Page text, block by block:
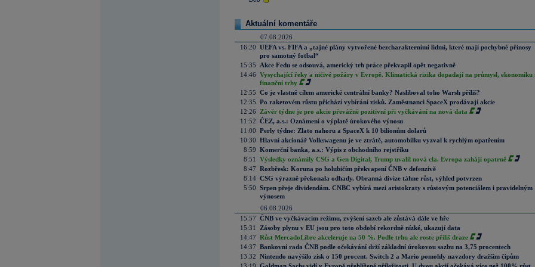
Aktuální komentáře
07.08.2026
16:20 UEFA vs. FIFA a „tajné plány vytvořené bezcharakterními lidmi, které mají pochybné přínosy
pro samotný fotbal“
15:35
Akce Fedu se odsouvá, americký trh práce překvapil opět negativně
14:46 Vysychající řeky a ničivé požáry v Evropě. Klimatická rizika dopadají na průmysl, ekonomiku
finanční trhy
12:55 Co je vlastně cílem americké centrální banky? Nasliboval toho Warsh příliš?
12:35 Po raketovém růstu přichází vybírání zisků. Zaměstnanci SpaceX prodávají akcie
12:26
Závěr týdne je pro akcie převážně pozitivní při vyčkávání na nová data
11:52 ČEZ, a.s.: Oznámení o výplatě úrokového výnosu
11:00 Perly týdne: Zlato nahoru a SpaceX k 10 bilionům dolarů
10:30 Hlavní akcionář Volkswagenu je ve ztrátě, automobilku vyzval k rychlým opatřením
8:59 Komerční banka, a.s.: Výpis z obchodního rejstříku
8:51
Výsledky oznámily CSG a Gen Digital, Trump uvalil nová cla. Evropa zahájí opatrně
8:47 Rozbřesk: Koruna po holubičím překvapení ČNB v defenzivě
8:14 CSG výrazně překonala odhady. Obranná divize táhne růst, výhled potvrzen
5:50 Srpen přeje dividendám. CNBC vybírá mezi aristokraty s růstovým potenciálem i pravidelným
výnosem
06.08.2026
15:57 ČNB ve vyčkávacím režimu, zvýšení sazeb ale zůstává dále ve hře
15:31
Zásoby plynu v EU jsou pro toto období rekordně nízké, ukazují data
14:47 Růst MercadoLibre akceleruje na 50 %. Podle trhu ale roste příliš draze
14:37 Bankovní rada ČNB podle očekávání drží základní úrokovou sazbu na 3,75 procentech
13:32 Nintendo navýšilo zisk o 150 procent. Switch 2 a Mario pomohly navzdory dražším čipům